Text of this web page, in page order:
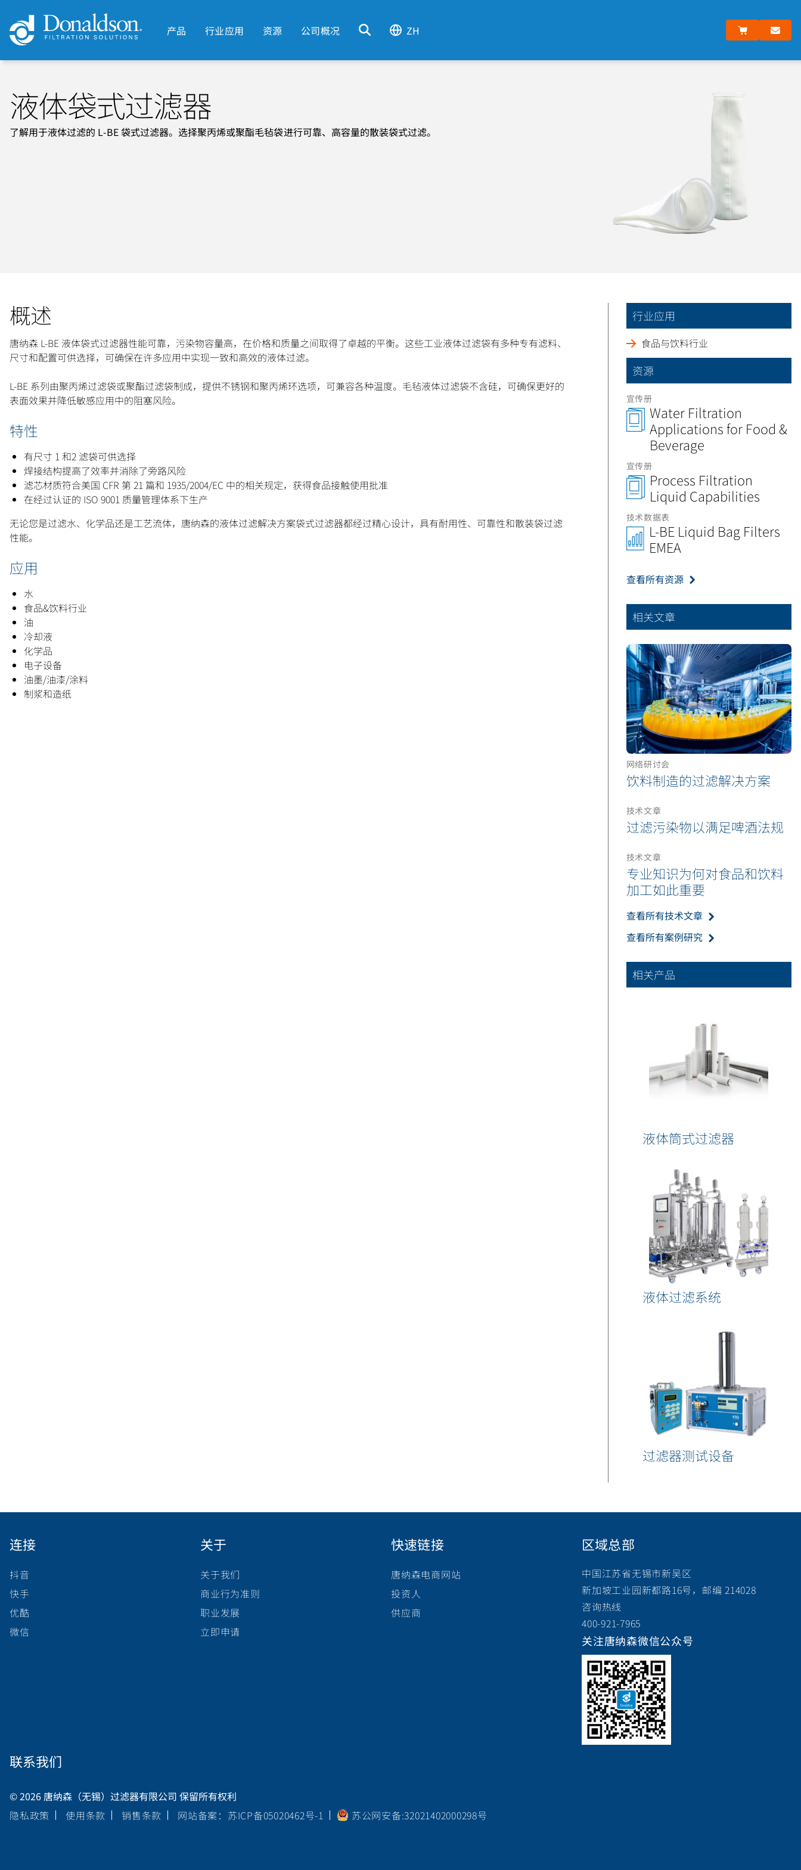
产品 行业应用 资源 公司概况 ZH
液体袋式过滤器
了解用于液体过滤的 L-BE 袋式过滤器。选择聚丙烯或聚酯毛毡袋进行可靠、高容量的散装袋式过滤。
概述
唐纳森 L-BE 液体袋式过滤器性能可靠，污染物容量高，在价格和质量之间取得了卓越的平衡。这些工业液体过滤袋有多种专有滤料、
尺寸和配置可供选择，可确保在许多应用中实现一致和高效的液体过滤。
L-BE 系列由聚丙烯过滤袋或聚酯过滤袋制成，提供不锈钢和聚丙烯环选项，可兼容各种温度。毛毡液体过滤袋不含硅，可确保更好的
表面效果并降低敏感应用中的阻塞风险。
特性
有尺寸 1 和2 滤袋可供选择
焊接结构提高了效率并消除了旁路风险
滤芯材质符合美国 CFR 第 21 篇和 1935/2004/EC 中的相关规定，获得食品接触使用批准
在经过认证的 ISO 9001 质量管理体系下生产
无论您是过滤水、化学品还是工艺流体，唐纳森的液体过滤解决方案袋式过滤器都经过精心设计，具有耐用性、可靠性和散装袋过滤
性能。
应用
水
食品&饮料行业
油
冷却液
化学品
电子设备
油墨/油漆/涂料
制浆和造纸
行业应用
食品与饮料行业
资源
宣传册
Water Filtration
Applications for Food &
Beverage
宣传册
Process Filtration
Liquid Capabilities
技术数据表
L-BE Liquid Bag Filters
EMEA
查看所有资源
相关文章
网络研讨会
饮料制造的过滤解决方案
技术文章
过滤污染物以满足啤酒法规
技术文章
专业知识为何对食品和饮料
加工如此重要
查看所有技术文章
查看所有案例研究
相关产品
液体筒式过滤器
液体过滤系统
过滤器测试设备
连接
抖音
快手
优酷
微信
关于
关于我们
商业行为准则
职业发展
立即申请
快速链接
唐纳森电商网站
投资人
供应商
区域总部
中国江苏省无锡市新吴区
新加坡工业园新都路16号，邮编 214028
咨询热线
400-921-7965
关注唐纳森微信公众号
联系我们
© 2026 唐纳森（无锡）过滤器有限公司 保留所有权利
隐私政策
使用条款 销售条款 网站备案：苏ICP备05020462号-1 苏公网安备:32021402000298号